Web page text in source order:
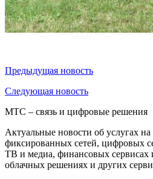
Предыдущая новость
Следующая новость
МТС – связь и цифровые решения
Актуальные новости об услугах
фиксированных сетей, цифровых
ТВ и медиа, финансовых сервисах
облачных решениях и других